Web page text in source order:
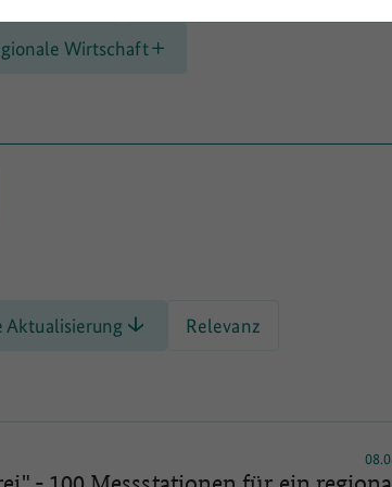
Wirtschaft
Aktualisierung Relevanz